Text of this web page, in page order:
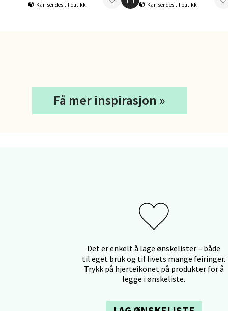
Kan sendes til butikk
Kan sendes til butikk
Få mer inspirasjon »
Det er enkelt å lage ønskelister – både
til eget bruk og til livets mange feiringer.
Trykk på hjerteikonet på produkter for å
legge i ønskeliste.
0 i